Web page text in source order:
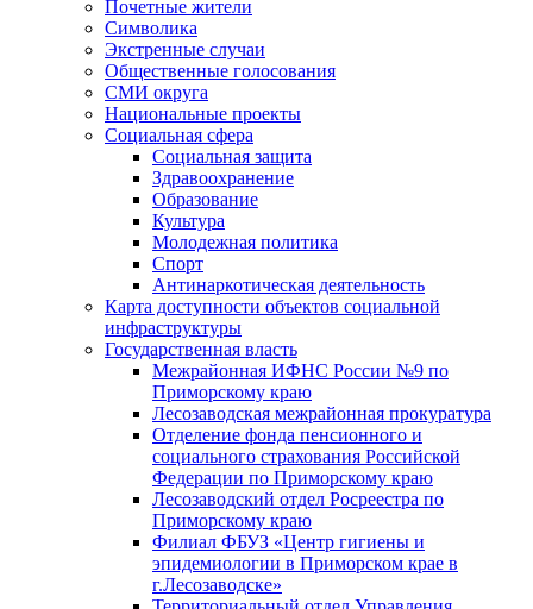
Почетные жители
Символика
Экстренные случаи
Общественные голосования
СМИ округа
Национальные проекты
Социальная сфера
Социальная защита
Здравоохранение
Образование
Культура
Молодежная политика
Спорт
Антинаркотическая деятельность
Карта доступности объектов социальной
инфраструктуры
Государственная власть
Межрайонная ИФНС России №9 по
Приморскому краю
Лесозаводская межрайонная прокуратура
Отделение фонда пенсионного и
социального страхования Российской
Федерации по Приморскому краю
Лесозаводский отдел Росреестра по
Приморскому краю
Филиал ФБУЗ «Центр гигиены и
эпидемиологии в Приморском крае в
г.Лесозаводске»